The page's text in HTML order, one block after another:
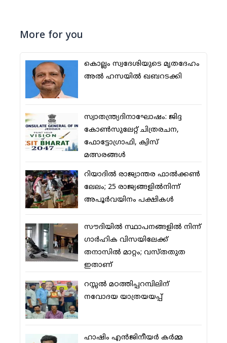
More for you
കൊല്ലം സ്വദേശിയുടെ മൃതദേഹം
അല്‍ ഹസയില്‍ ഖബറടക്കി
സ്വാതന്ത്ര്യദിനാഘോഷം: ജിദ്ദ
കോണ്‍സുലേറ്റ് ചിത്രരചന,
ഫോട്ടോഗ്രാഫി, ക്വിസ്
മത്സരങ്ങള്‍
റിയാദില്‍ രാജ്യാന്തര ഫാല്‍ക്കണ്‍
ലേലം; 25 രാജ്യങ്ങളില്‍നിന്ന്
അപൂര്‍വയിനം പക്ഷികള്‍
സൗദിയില്‍ സ്ഥാപനങ്ങളില്‍ നിന്ന്
ഗാര്‍ഹിക വിസയിലേക്ക്
തനാസില്‍ മാറ്റം; വസ്തതുത
ഇതാണ്
റസ്സല്‍ മഠത്തിപ്പറമ്പിലിന്
നവോദയ യാത്രയയപ്പ്
ഹാഷിം എന്‍ജിനീയര്‍ കര്‍മ്മ